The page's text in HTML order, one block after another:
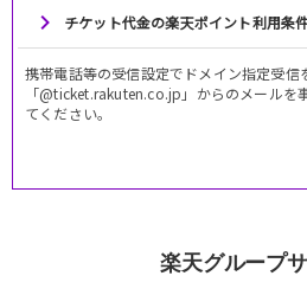
チケット代金の楽天ポイント利用条
携帯電話等の受信設定でドメイン指定受信
「@ticket.rakuten.co.jp」からのメールを
てください。
楽天グループ